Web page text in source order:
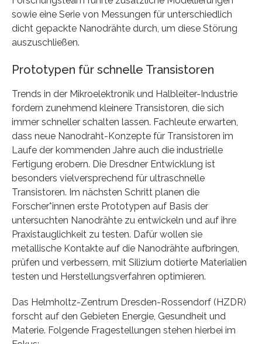
sowie eine Serie von Messungen für unterschiedlich
dicht gepackte Nanodrähte durch, um diese Störung
auszuschließen.
Prototypen für schnelle Transistoren
Trends in der Mikroelektronik und Halbleiter-Industrie
fordern zunehmend kleinere Transistoren, die sich
immer schneller schalten lassen. Fachleute erwarten,
dass neue Nanodraht-Konzepte für Transistoren im
Laufe der kommenden Jahre auch die industrielle
Fertigung erobern. Die Dresdner Entwicklung ist
besonders vielversprechend für ultraschnelle
Transistoren. Im nächsten Schritt planen die
Forscher*innen erste Prototypen auf Basis der
untersuchten Nanodrähte zu entwickeln und auf ihre
Praxistauglichkeit zu testen. Dafür wollen sie
metallische Kontakte auf die Nanodrähte aufbringen,
prüfen und verbessern, mit Silizium dotierte Materialien
testen und Herstellungsverfahren optimieren.
Das Helmholtz-Zentrum Dresden-Rossendorf (HZDR)
forscht auf den Gebieten Energie, Gesundheit und
Materie. Folgende Fragestellungen stehen hierbei im